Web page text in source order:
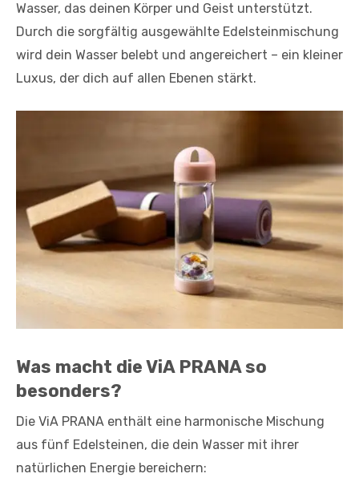
Wasser, das deinen Körper und Geist unterstützt.
Durch die sorgfältig ausgewählte Edelsteinmischung
wird dein Wasser belebt und angereichert – ein kleiner
Luxus, der dich auf allen Ebenen stärkt.
Was macht die ViA PRANA so
besonders?
Die ViA PRANA enthält eine harmonische Mischung
aus fünf Edelsteinen, die dein Wasser mit ihrer
natürlichen Energie bereichern: